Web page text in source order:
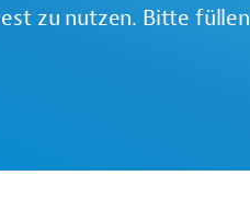
zu nutzen. Bitte